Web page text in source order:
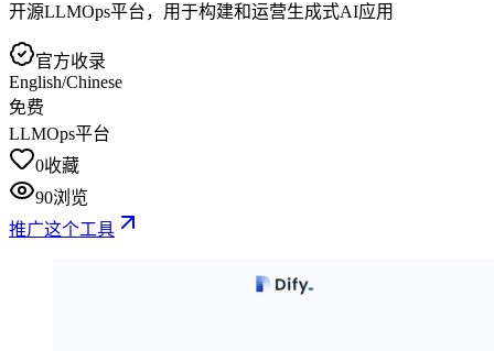
开源LLMOps平台，用于构建和运营生成式AI应用
官方收录
English/Chinese
免费
LLMOps平台
0收藏
90浏览
推广这个工具